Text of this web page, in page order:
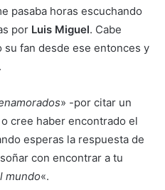
pasaba horas escuchando
por Luis Miguel. Cabe
su fan desde ese entonces y
» -por citar un
cree haber encontrado el
esperas la respuesta de
con encontrar a tu
mundo«.